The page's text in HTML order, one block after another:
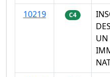
10219
C4
UN